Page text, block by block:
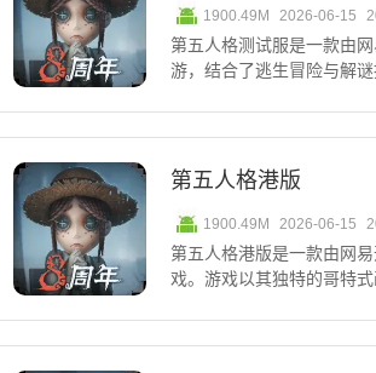
1900.49M 2026-06-15
第五人格测试服是一款由
游，结合了逃生冒险与解
第五人格港版
1900.49M 2026-06-15
第五人格港版是一款由网
戏。游戏以其独特的哥特